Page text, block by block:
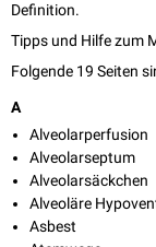
Definition.
Tipps und Hilfe zum
Folgende 19 Seiten
A
Alveolarperfusion
Alveolarseptum
Alveolarsäckchen
Alveoläre
Asbest